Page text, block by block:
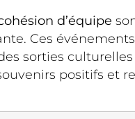
d’équipe
Ces
sorties
positifs et